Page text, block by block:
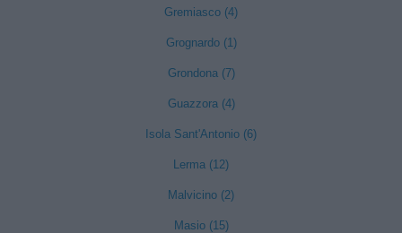
Gremiasco (4)
Grognardo (1)
Grondona (7)
Guazzora (4)
Isola Sant'Antonio (6)
Lerma (12)
Malvicino (2)
Masio (15)